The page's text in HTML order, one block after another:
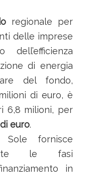
regionale per
delle imprese
di energia
del fondo,
di euro, è
6,8 milioni, per
euro.
Sole fornisce
le fasi
in